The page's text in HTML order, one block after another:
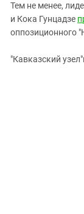
СКФО
Ставропольский
Южная Осетия
Тем не менее,
и Кока Гунцадзе
оппозиционного
"Кавказский